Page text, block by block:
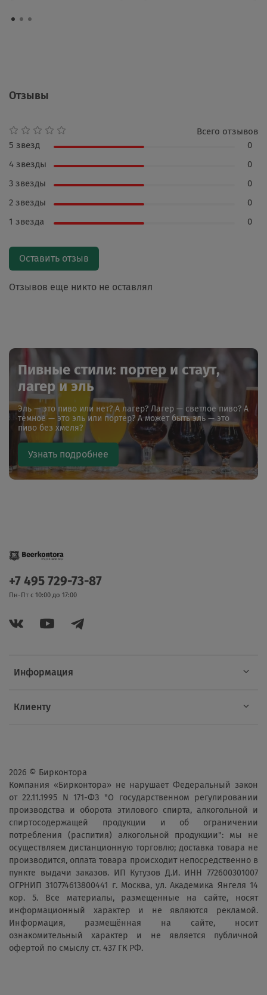
Отзывы
Отзывов еще никто не оставлял
Всего отзывов
5 звезд
0
4 звезды
0
3 звезды
0
2 звезды
0
1 звезда
0
Оставить отзыв
Пивные стили: портер и стаут,
лагер и эль
Эль — это пиво или нет? А лагер? Лагер — светлое пиво? А
темное — это эль или портер? А может быть эль — это
пиво без хмеля?
Узнать подробнее
Информация
Клиенту
+7 495 729-73-87
Пн-Пт с 10:00 до 17:00
2026 © Бирконтора
Компания «Бирконтора» не нарушает Федеральный закон
от 22.11.1995 N 171-ФЗ "О государственном регулировании
производства и оборота этилового спирта, алкогольной и
спиртосодержащей продукции и об ограничении
потребления (распития) алкогольной продукции": мы не
осуществляем дистанционную торговлю; доставка товара не
производится, оплата товара происходит непосредственно в
пункте выдачи заказов. ИП Кутузов Д.И. ИНН 772600301007
ОГРНИП 310774613800441 г. Москва, ул. Академика Янгеля 14
кор. 5. Все материалы, размещенные на сайте, носят
информационный характер и не являются рекламой.
Информация, размещённая на сайте, носит
ознакомительный характер и не является публичной
офертой по смыслу ст. 437 ГК РФ.